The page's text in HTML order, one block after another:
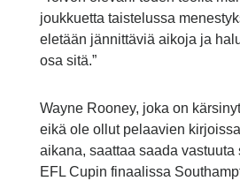
joukkuetta taistelussa
eletään jännittäviä aikoja ja
osa sitä.”
Wayne Rooney, joka on
eikä ole ollut pelaavien
aikana, saattaa saada vastuuta
EFL Cupin finaalissa